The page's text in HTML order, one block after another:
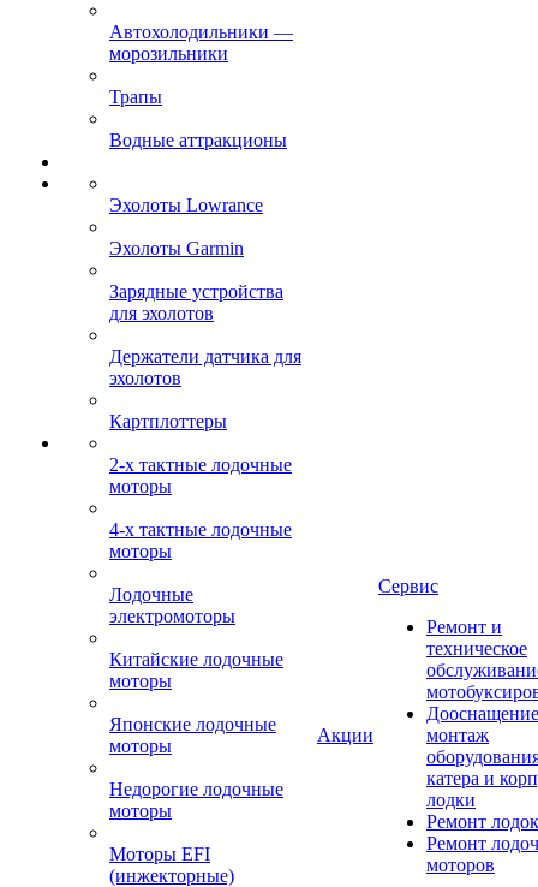
Автохолодильники —
морозильники
Трапы
Водные аттракционы
Эхолоты Lowrance
Эхолоты Garmin
Зарядные устройства
для эхолотов
Держатели датчика для
эхолотов
Картплоттеры
2-х тактные лодочные
моторы
4-х тактные лодочные
моторы
Лодочные
электромоторы
Китайские лодочные
моторы
Японские лодочные
моторы
Недорогие лодочные
моторы
Моторы EFI
(инжекторные)
Акции
Сервис
Ремонт и
техническое
монтаж
катера и
лодки
Ремонт
Ремонт
моторов